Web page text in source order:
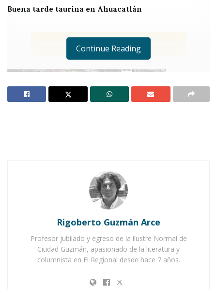
Buena tarde taurina en Ahuacatlán
Claroscuro
Rigoberto Guzmán Arce
A la memoria de mi padre ManuelGuzmán
valle “El Chiquila”
1.- El barrio de la calle La Primavera y las Siete
Continue Reading
Rigoberto Guzmán Arce
Profesor jubilado y egreso de la ilustre Normal de
Ciudad Guzmán, apasionado de la literatura y
columnista en El Regional desde hace 7 años.